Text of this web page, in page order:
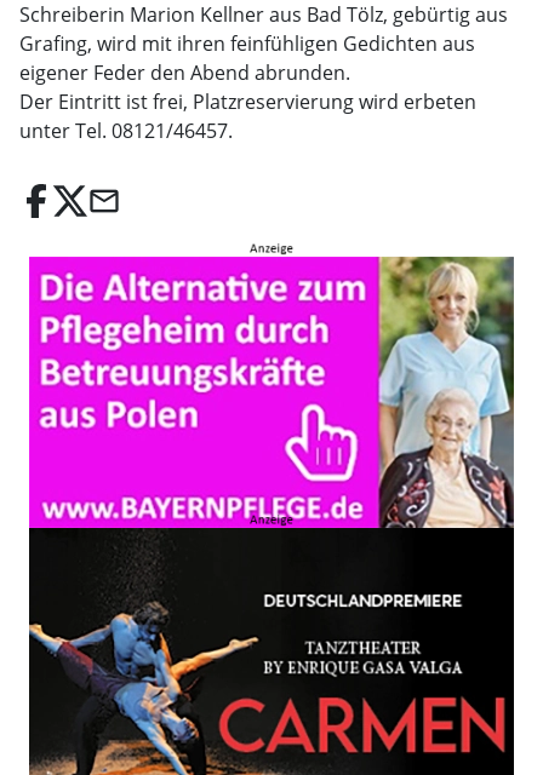
Schreiberin Marion Kellner aus Bad Tölz, gebürtig aus
Grafing, wird mit ihren feinfühligen Gedichten aus
eigener Feder den Abend abrunden.
Der Eintritt ist frei, Platzreservierung wird erbeten
unter Tel. 08121/46457.
email